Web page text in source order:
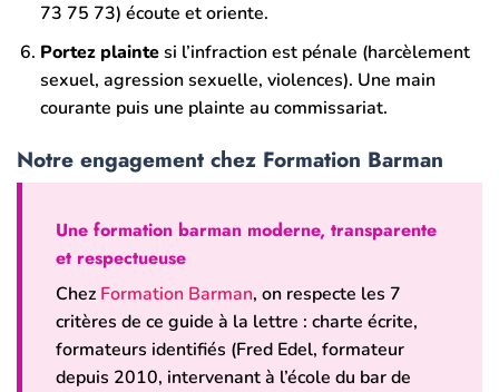
73 75 73) écoute et oriente.
Portez plaintesi l’infraction est pénale (harcèlement
sexuel, agression sexuelle, violences). Une main
courante puis une plainte au commissariat.
Notre engagement chez Formation Barman
Une formation barman moderne, transparente
et respectueuse
Chez Formation Barman, on respecte les 7
critères de ce guide à la lettre : charte écrite,
formateurs identifiés (Fred Edel, formateur
depuis 2010, intervenant à l’école du bar de